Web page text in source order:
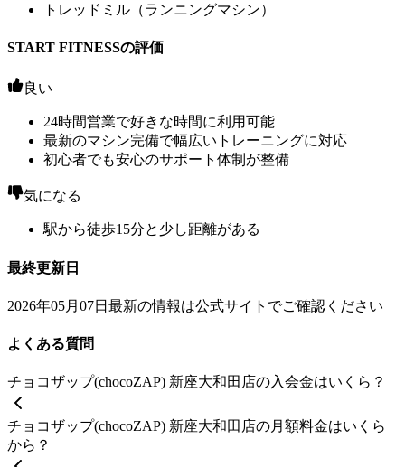
トレッドミル（ランニングマシン）
START FITNESSの評価
良い
24時間営業で好きな時間に利用可能
最新のマシン完備で幅広いトレーニングに対応
初心者でも安心のサポート体制が整備
気になる
駅から徒歩15分と少し距離がある
最終更新日
2026年05月07日 最新の情報は公式サイトでご確認ください
よくある質問
チョコザップ(chocoZAP) 新座大和田店の入会金はいくら？
チョコザップ(chocoZAP) 新座大和田店の月額料金はいくら
から？